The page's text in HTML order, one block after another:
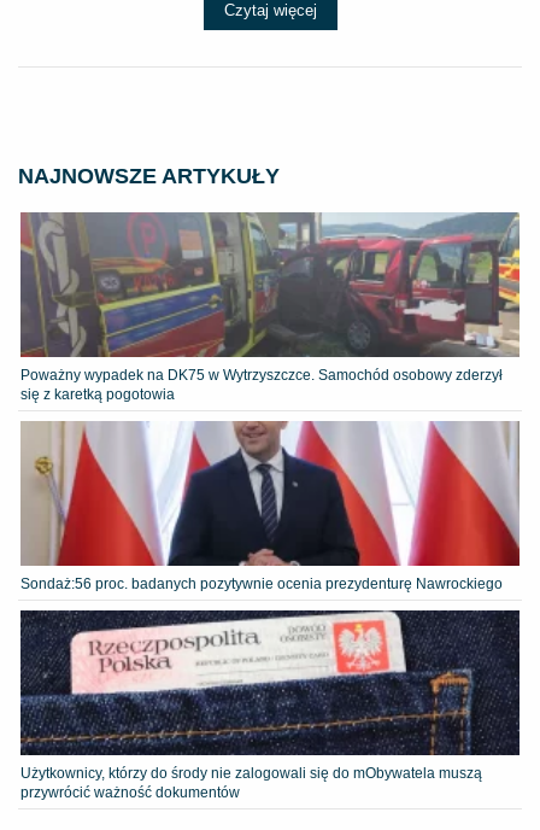
Czytaj więcej
NAJNOWSZE ARTYKUŁY
Poważny wypadek na DK75 w Wytrzyszczce. Samochód osobowy zderzył
się z karetką pogotowia
​Sondaż:56 proc. badanych pozytywnie ocenia prezydenturę Nawrockiego
Użytkownicy, którzy do środy nie zalogowali się do mObywatela muszą
przywrócić ważność dokumentów